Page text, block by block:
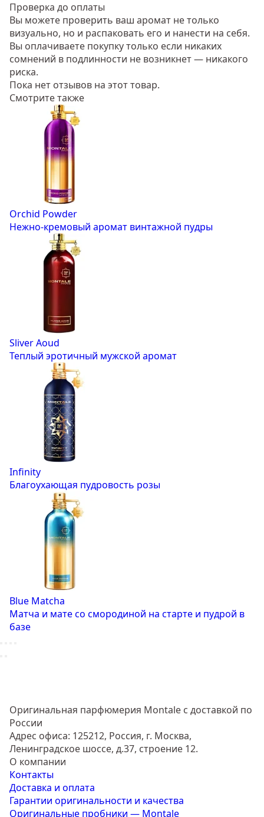
Проверка до оплаты
Вы можете проверить ваш аромат не только
визуально, но и распаковать его и нанести на себя.
Вы оплачиваете покупку только если никаких
сомнений в подлинности не возникнет — никакого
риска.
Пока нет отзывов на этот товар.
Смотрите также
Orchid Powder
Нежно-кремовый аромат винтажной пудры
Sliver Aoud
Теплый эротичный мужской аромат
Infinity
Благоухающая пудровость розы
Blue Matcha
Матча и мате со смородиной на старте и пудрой в
базе
Оригинальная парфюмерия Montale с доставкой по
России
Адрес офиса: 125212, Россия, г. Москва,
Ленинградское шоссе, д.37, строение 12.
О компании
Контакты
Доставка и оплата
Гарантии оригинальности и качества
Оригинальные пробники — Montale